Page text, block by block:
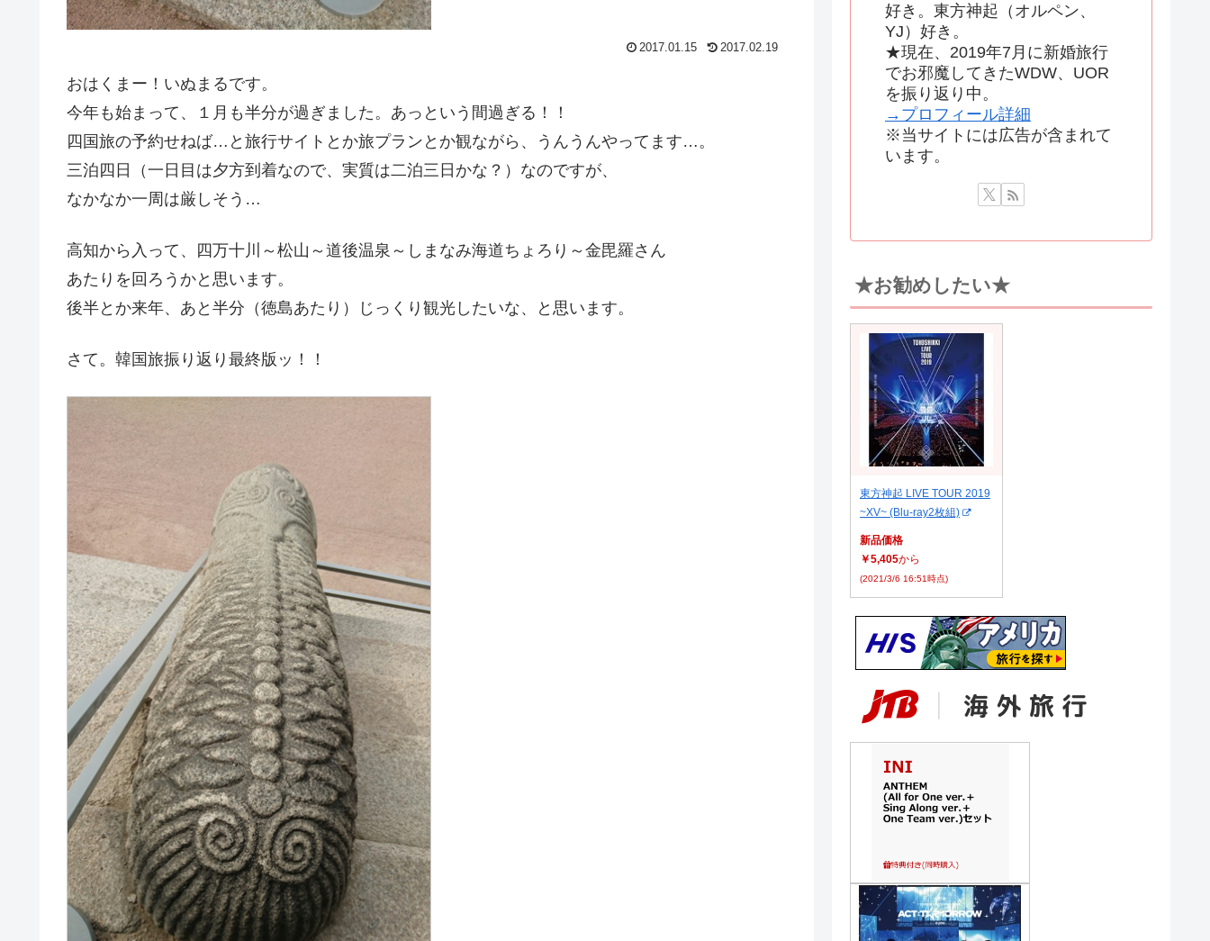
2017.01.15 2017.02.19
おはくまー！いぬまるです。
今年も始まって、１月も半分が過ぎました。あっという間過ぎる！！
四国旅の予約せねば…と旅行サイトとか旅プランとか観ながら、うんうんやってます…。
三泊四日（一日目は夕方到着なので、実質は二泊三日かな？）なのですが、
なかなか一周は厳しそう…
高知から入って、四万十川～松山～道後温泉～しまなみ海道ちょろり～金毘羅さん
あたりを回ろうかと思います。
後半とか来年、あと半分（徳島あたり）じっくり観光したいな、と思います。
さて。韓国旅振り返り最終版ッ！！
好き。東方神起（オルペン、
YJ）好き。
★現在、2019年7月に新婚旅行
でお邪魔してきたWDW、UOR
を振り返り中。
→プロフィール詳細
※当サイトには広告が含まれて
います。
★お勧めしたい★
東方神起 LIVE TOUR 2019
~XV~ (Blu-ray2枚組)
新品価格
￥5,405から
(2021/3/6 16:51時点)